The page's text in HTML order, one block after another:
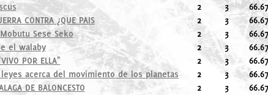
2 3
66.67
CONTRA ¿QUE PAIS 2 3
66.67
Sese Seko 2 3
66.67
el walaby 2 3
66.67
POR ELLA" 2 3
66.67
acerca del movimiento de los planetas 2 3
66.67
DE BALONCESTO 2 3
66.67